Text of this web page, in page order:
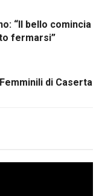
“Il bello comincia
fermarsi”
di Caserta